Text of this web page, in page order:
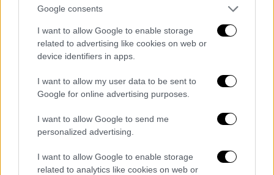
Google consents
I want to allow Google to enable storage
related to advertising like cookies on web or
device identifiers in apps.
I want to allow my user data to be sent to
Google for online advertising purposes.
I want to allow Google to send me
personalized advertising.
I want to allow Google to enable storage
related to analytics like cookies on web or